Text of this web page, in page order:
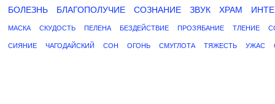
БОЛЕЗНЬ БЛАГОПОЛУЧИЕ СОЗНАНИЕ ЗВУК ХРАМ
МАСКА СКУДОСТЬ ПЕЛЕНА БЕЗДЕЙСТВИЕ ПРОЗЯБАНИЕ ТЛЕНИЕ
СИЯНИЕ ЧАГОДАЙСКИЙ СОН ОГОНЬ СМУГЛОТА ТЯЖЕСТЬ УЖАС